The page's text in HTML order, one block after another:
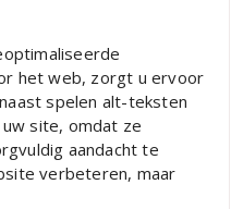
het web, zorgt u ervoor
spelen alt-teksten
site, omdat ze
aandacht te
verbeteren, maar